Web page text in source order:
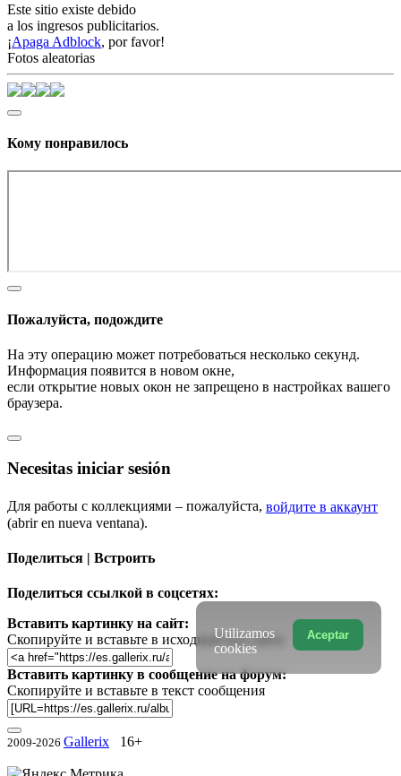
Este sitio existe debido
a los ingresos publicitarios.
¡Apaga Adblock, por favor!
Fotos aleatorias
Кому понравилось
Пожалуйста, подождите
На эту операцию может потребоваться несколько секунд.
Информация появится в новом окне,
если открытие новых окон не запрещено в настройках вашего
браузера.
Necesitas iniciar sesión
Для работы с коллекциями – пожалуйста, войдите в аккаунт
(abrir en nueva ventana).
Поделиться | Встроить
Поделиться ссылкой в соцсетях:
Вставить картинку на сайт:
Скопируйте и вставьте в исходный код сайта
Вставить картинку в сообщение на форум:
Скопируйте и вставьте в текст сообщения
2009-2026 Gallerix 16+
Aceptar
Utilizamos
cookies